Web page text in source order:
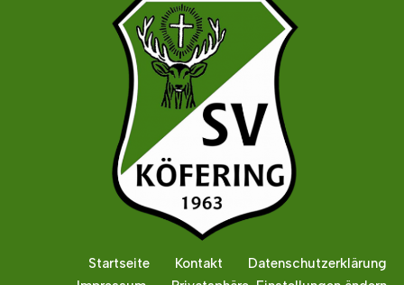
Startseite Kontakt
Datenschutzerklärung